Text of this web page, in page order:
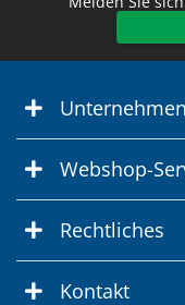
Unternehmen
Webshop-
Rechtliches
Kontakt